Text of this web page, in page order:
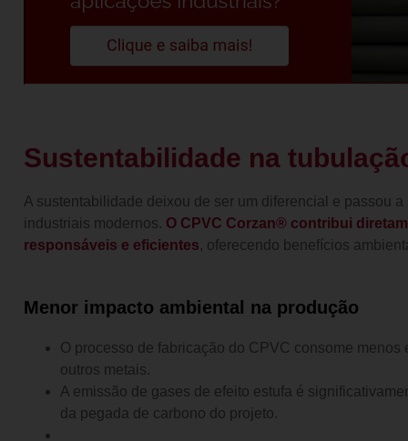
Sustentabilidade na
A sustentabilidade deixou de ser um diferencial e passou
industriais modernos. O CPVC Corzan® contribui
responsáveis e eficientes, oferecendo benefícios
Menor impacto ambiental na produção
O processo de fabricação do CPVC consome
outros metais.
A emissão de gases de efeito estufa é
da pegada de carbono do projeto.